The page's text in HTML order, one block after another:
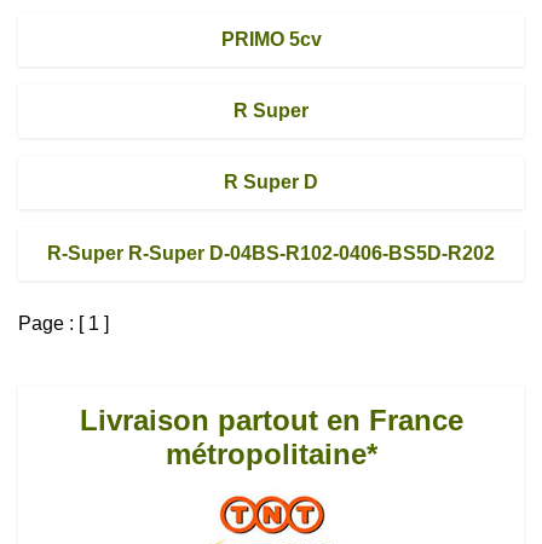
PRIMO 5cv
R Super
R Super D
R-Super R-Super D-04BS-R102-0406-BS5D-R202
Page : [ 1 ]
Livraison partout en France
métropolitaine*